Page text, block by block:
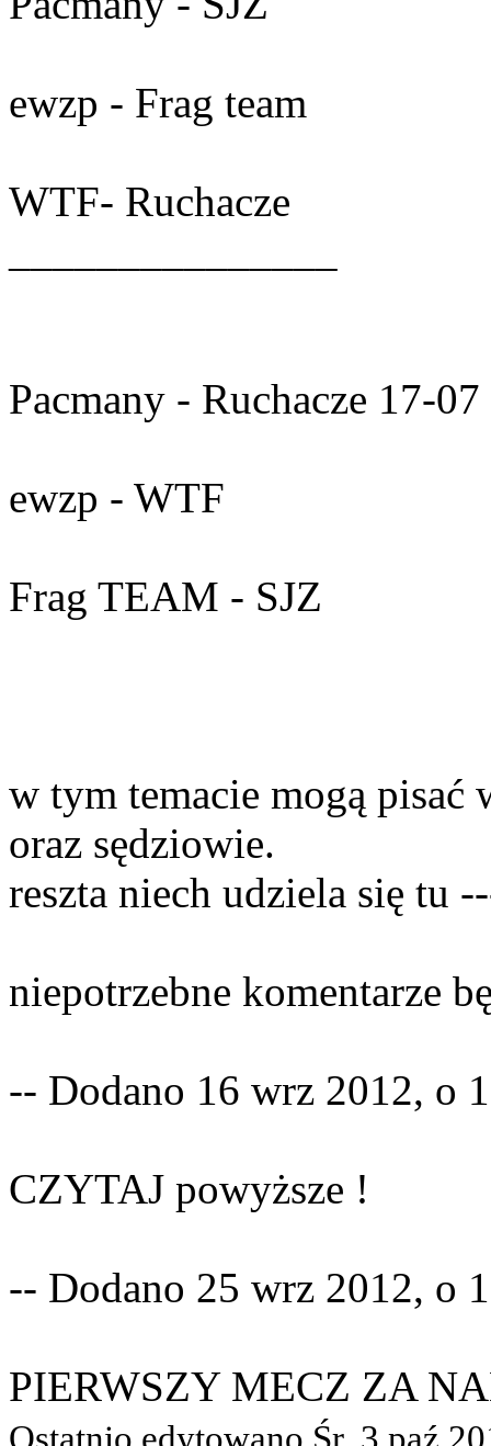
ewzp - Frag team
WTF- Ruchacze
Pacmany - Ruchacze 17-07
ewzp - WTF
Frag TEAM - SJZ
w tym temacie mogą pisać
oraz sędziowie.
reszta niech udziela się tu
niepotrzebne komentarze
-- Dodano 16 wrz 2012, o
CZYTAJ powyższe !
-- Dodano 25 wrz 2012, o
PIERWSZY MECZ ZA